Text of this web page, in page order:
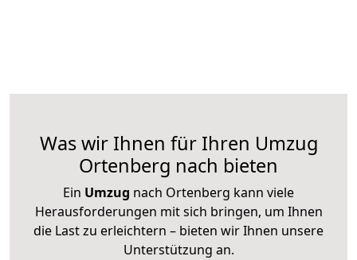
Was wir Ihnen für Ihren Umzug
Ortenberg nach bieten
Ein Umzug nach Ortenberg kann viele
Herausforderungen mit sich bringen, um Ihnen
die Last zu erleichtern – bieten wir Ihnen unsere
Unterstützung an.